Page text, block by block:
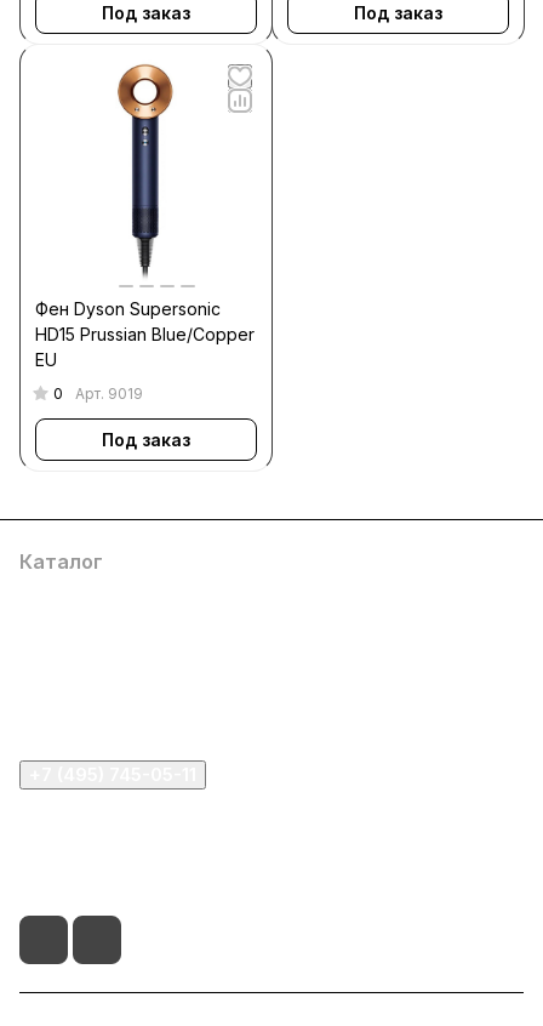
Под заказ Под заказ
Фен Dyson Supersonic
HD15 Prussian Blue/Copper
EU
0 Арт. 9019
Под заказ
Каталог